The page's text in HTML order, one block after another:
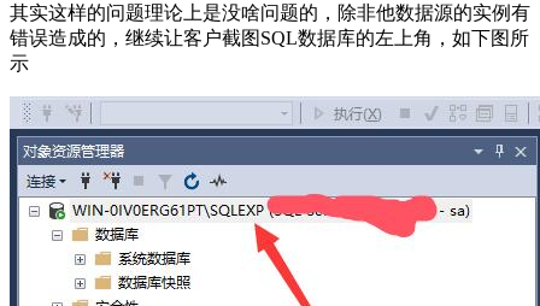
其实这样的问题理论上是没啥问题的，除非他数据源的实例有
错误造成的，继续让客户截图SQL数据库的左上角，如下图所
示